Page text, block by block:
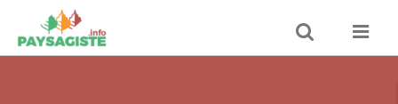
Toggle
search
Toggle